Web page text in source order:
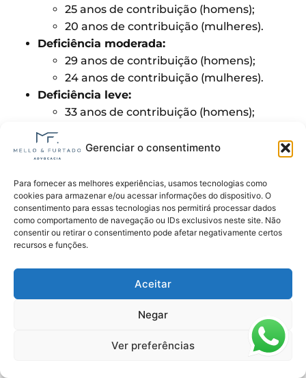
Gerenciar o consentimento
Para fornecer as melhores experiências, usamos tecnologias como
cookies para armazenar e/ou acessar informações do dispositivo. O
consentimento para essas tecnologias nos permitirá processar dados
como comportamento de navegação ou IDs exclusivos neste site. Não
consentir ou retirar o consentimento pode afetar negativamente certos
recursos e funções.
Aceitar
Negar
Ver preferências
25 anos de contribuição (homens);
20 anos de contribuição (mulheres).
Deficiência moderada:
29 anos de contribuição (homens);
24 anos de contribuição (mulheres).
Deficiência leve:
33 anos de contribuição (homens);
O INSS faz a classificação do grau de deficiência,
com base em uma
Como comprovar Síndrome de
Down?
precisa comprovar a condição de deficiência. No
caso da Síndrome de Down, é essencial apresentar
documentos médicos e laudos que detalhem o